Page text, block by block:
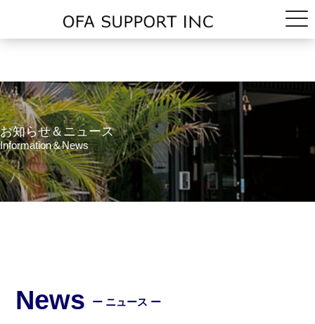
お知らせ＆ニュース
Information＆News
News ー ニュース ー